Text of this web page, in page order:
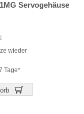
Servogehäuse
wieder
Tage*